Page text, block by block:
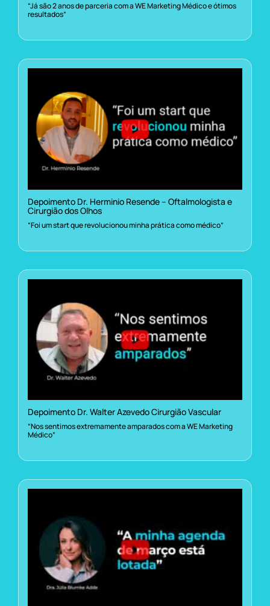
“Já são 2 anos de parceria com a WE Marketing Médico e ótimos
resultados”
Depoimento Dr. Herminio Resende – Oftalmologista e
Cirurgião dos Olhos
“Foi um start que revolucionou minha prática como médico”
Depoimento Dr. Walter Azevedo Cirurgião Vascular
“Nos sentimos extremamente amparados com a WE Marketing
Médico”